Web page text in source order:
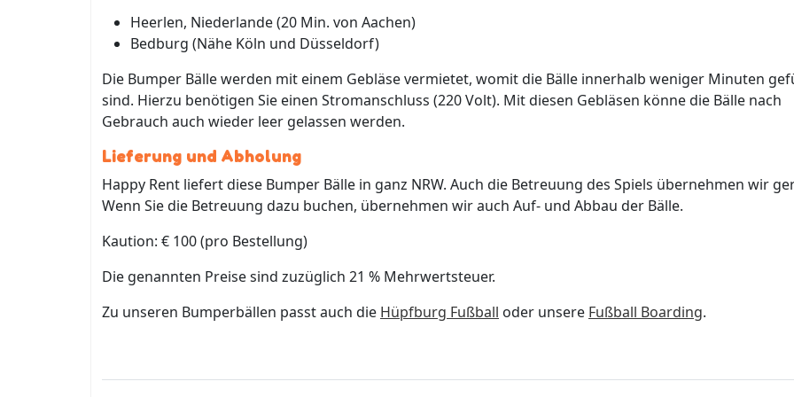
Heerlen, Niederlande (20 Min. von Aachen)
Bedburg (Nähe Köln und Düsseldorf)
Die Bumper Bälle werden mit einem Gebläse vermietet, womit die Bälle innerhalb weniger Minuten
sind. Hierzu benötigen Sie einen Stromanschluss (220 Volt). Mit diesen Gebläsen könne die Bälle nach
Gebrauch auch wieder leer gelassen werden.
Lieferung und Abholung
Happy Rent liefert diese Bumper Bälle in ganz NRW. Auch die Betreuung des Spiels übernehmen wir
Wenn Sie die Betreuung dazu buchen, übernehmen wir auch Auf- und Abbau der Bälle.
Kaution: € 100 (pro Bestellung)
Die genannten Preise sind zuzüglich 21 % Mehrwertsteuer.
Zu unseren Bumperbällen passt auch die Hüpfburg Fußball oder unsere Fußball Boarding.